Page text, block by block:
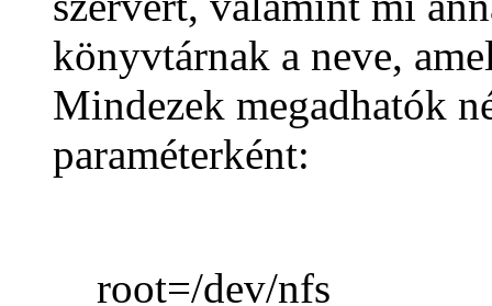
könyvtárnak a neve,
Mindezek megadhatók
paraméterként:
root=/dev/nfs